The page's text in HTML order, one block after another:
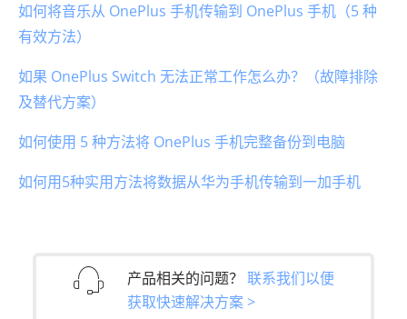
如何将音乐从 OnePlus 手机传输到 OnePlus 手机（5 种
有效方法）
如果 OnePlus Switch 无法正常工作怎么办？（故障排除
及替代方案）
如何使用 5 种方法将 OnePlus 手机完整备份到电脑
如何用5种实用方法将数据从华为手机传输到一加手机
产品相关的问题？ 联系我们以便
获取快速解决方案 >